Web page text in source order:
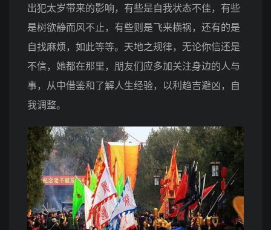
出犯太岁带来的影响，有些是自我状态不佳，有些
是树欲静而风不止，有些则是飞来横祸，还有的是
自找麻烦，如此等等。天地之规律，无论你信还是
不信，她都在那里，朋友们应多加关注身边的人与
事，从中借鉴和了解人生经验，以利趋吉避凶，自
我调整。